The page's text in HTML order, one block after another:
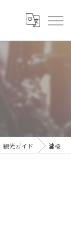
観光ガイド 瀧桜